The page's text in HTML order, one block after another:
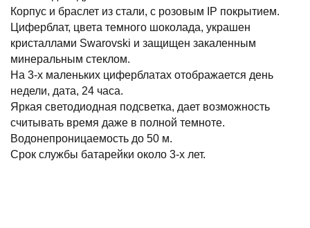
Корпус и браслет из стали, с розовым IP покрытием.
Циферблат, цвета темного шоколада, украшен
кристаллами Swarovski и защищен закаленным
минеральным стеклом.
На 3-х маленьких циферблатах отображается день
недели, дата, 24 часа.
Яркая светодиодная подсветка, дает возможность
считывать время даже в полной темноте.
Водонепроницаемость до 50 м.
Срок службы батарейки около 3-х лет.